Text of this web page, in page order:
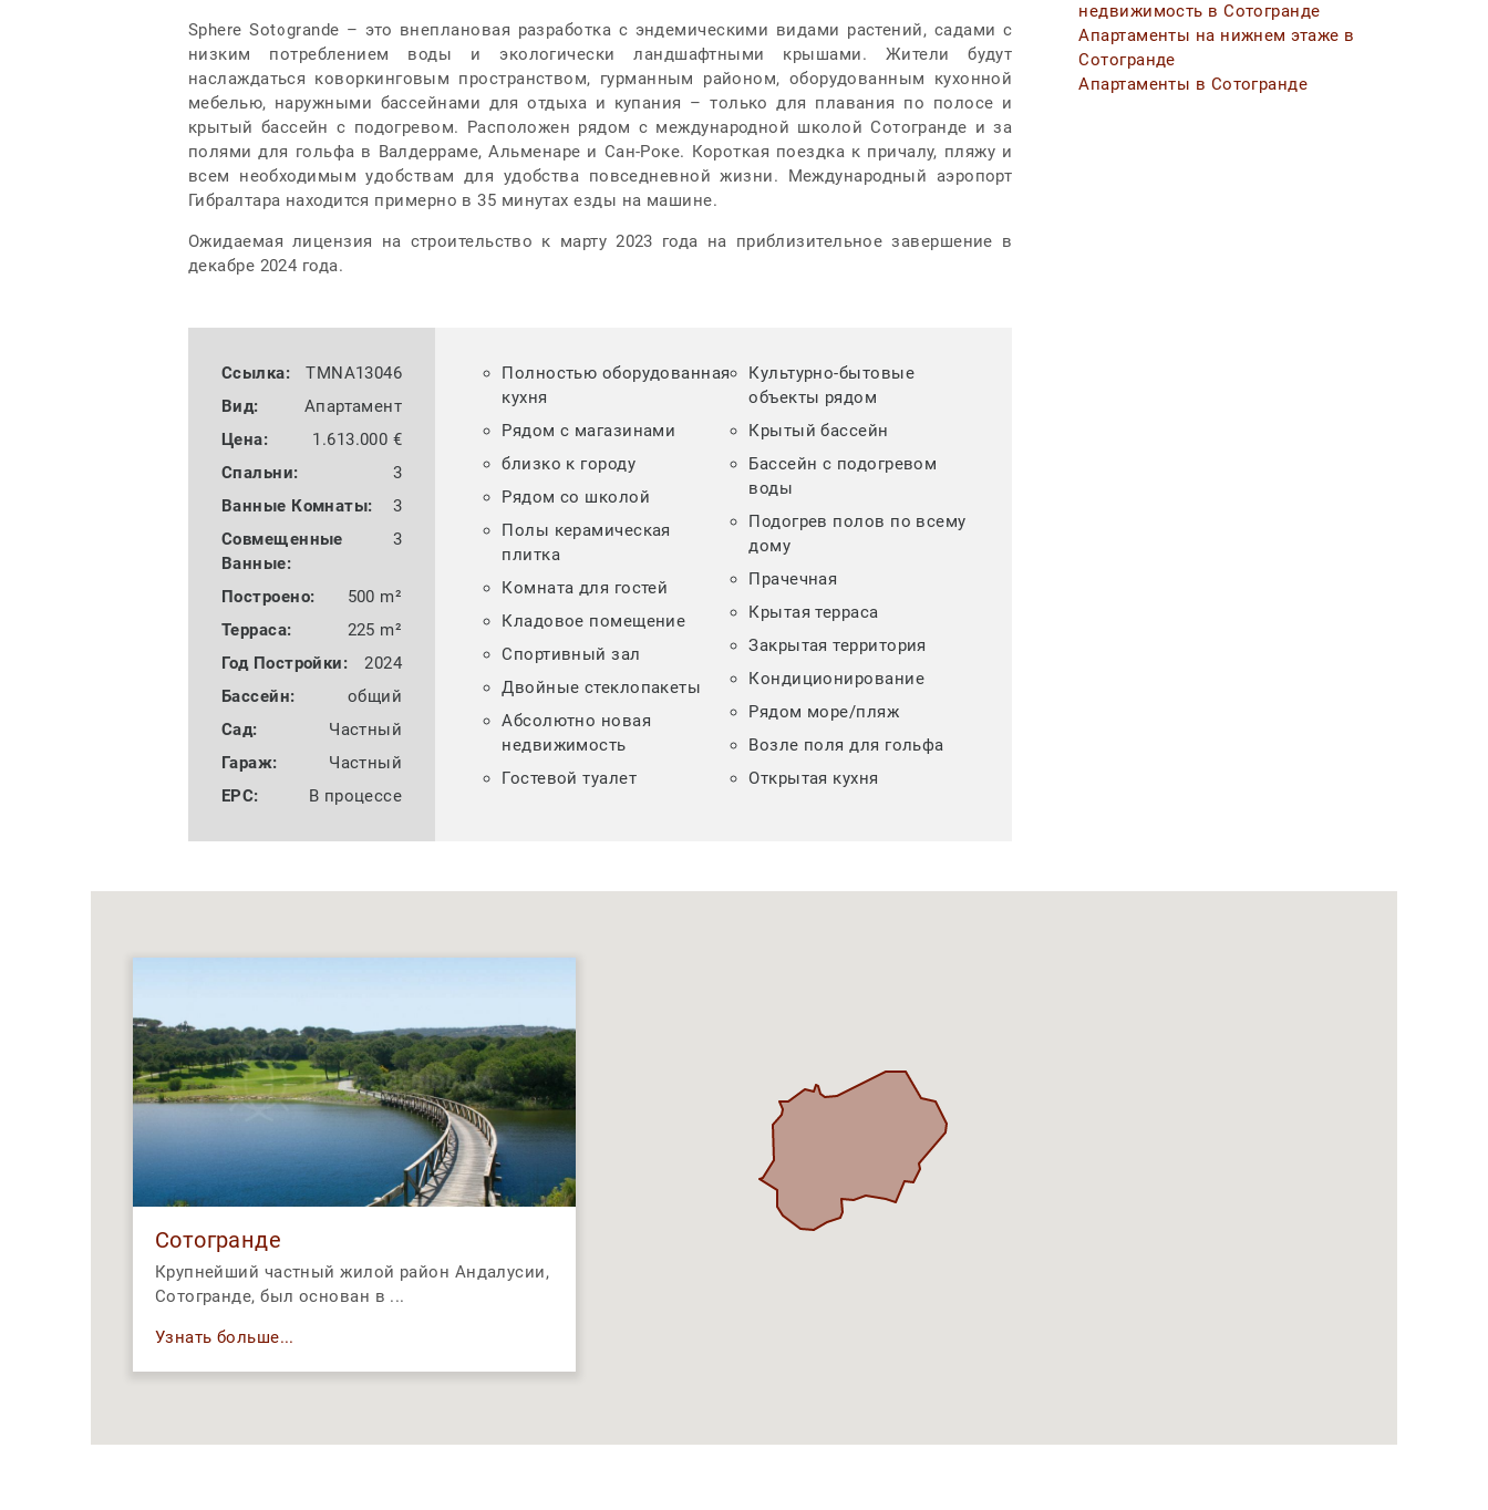
Sphere Sotogrande – это внеплановая разработка с эндемическими видами растений, садами с
низким потреблением воды и экологически ландшафтными крышами. Жители будут
наслаждаться коворкинговым пространством, гурманным районом, оборудованным кухонной
мебелью, наружными бассейнами для отдыха и купания – только для плавания по полосе и
крытый бассейн с подогревом. Расположен рядом с международной школой Сотогранде и за
полями для гольфа в Валдерраме, Альменаре и Сан-Роке. Короткая поездка к причалу, пляжу и
всем необходимым удобствам для удобства повседневной жизни. Международный аэропорт
Гибралтара находится примерно в 35 минутах езды на машине.
Ожидаемая лицензия на строительство к марту 2023 года на приблизительное завершение в
декабре 2024 года.
Ссылка:
TMNA13046
Вид:
Апартамент
Цена:
1.613.000 €
Спальни:
3
Bанные Комнаты:
3
Совмещенные
Ванные:
3
Построено:
500 m²
Терраса:
225 m²
Год Постройки:
2024
Бассейн:
общий
Сад:
Частный
Гараж:
Частный
EPC:
В процессе
Полностью оборудованная
кухня
Рядом с магазинами
близко к городу
Рядом со школой
Полы керамическая
плитка
Комната для гостей
Кладовое помещение
Спортивный зал
Двойные стеклопакеты
Абсолютно новая
недвижимость
Гостевой туалет
Культурно-бытовые
объекты рядом
Крытый бассейн
Бассейн с подогревом
воды
Подогрев полов по всему
дому
Прачечная
Крытая терраса
Закрытая территория
Кондиционирование
Рядом море/пляж
Возле поля для гольфа
Открытая кухня
недвижимость в Сотогранде
Апартаменты на нижнем этаже в
Сотогранде
Апартаменты в Сотогранде
Сотогранде
Крупнейший частный жилой район Андалусии,
Сотогранде, был основан в ...
Узнать больше...